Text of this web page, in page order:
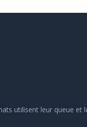
utilisent leur queue